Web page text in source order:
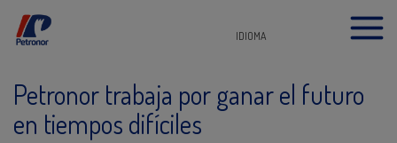
IDIOMA
Petronor trabaja por ganar el futuro
en tiempos difíciles